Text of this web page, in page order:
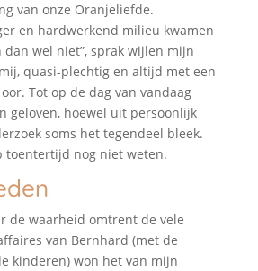
van onze Oranjeliefde.
en hardwerkend milieu kwamen
wel niet”, sprak wijlen mijn
quasi-plechtig en altijd met een
Tot op de dag van vandaag
geloven, hoewel uit persoonlijk
soms het tegendeel bleek.
toentertijd nog niet weten.
de waarheid omtrent de vele
van Bernhard (met de
kinderen) won het van mijn